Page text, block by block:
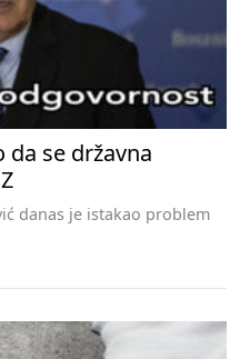
da se državna
danas je istakao problem